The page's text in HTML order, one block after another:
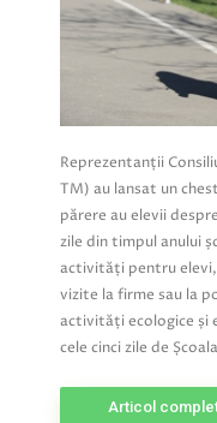
Reprezentanții
TM) au lansat un
părere au elevii
zile din timpul anului
activități pentru elevi,
vizite la firme sau la
activități ecologice și
cele cinci zile de
Articol